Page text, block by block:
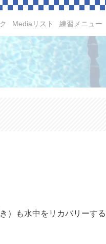
Mediaリスト 練習メニュー
）も水中をリカバリーする